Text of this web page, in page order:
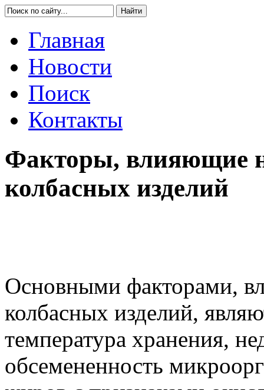
Главная
Новости
Поиск
Контакты
Факторы, влияющие
колбасных изделий
Основными факторами,
колбасных изделий,
температура хранения,
обсемененность